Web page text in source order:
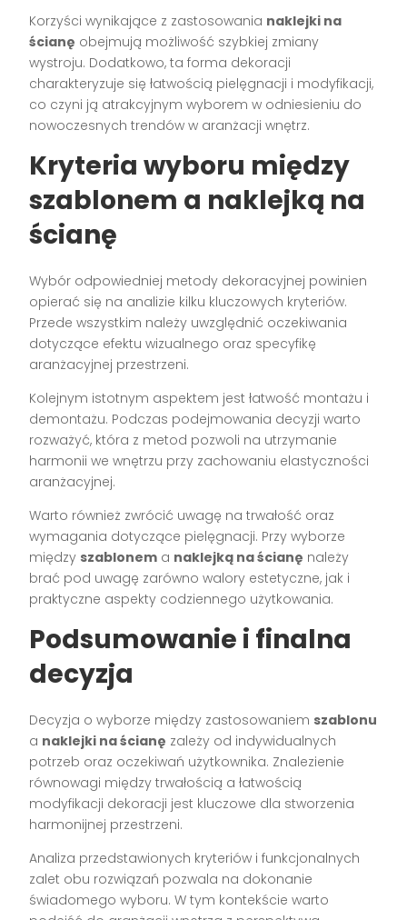
Korzyści wynikające z zastosowania naklejki na
ścianę obejmują możliwość szybkiej zmiany
wystroju. Dodatkowo, ta forma dekoracji
charakteryzuje się łatwością pielęgnacji i modyfikacji,
co czyni ją atrakcyjnym wyborem w odniesieniu do
nowoczesnych trendów w aranżacji wnętrz.
Kryteria wyboru między
szablonem a naklejką na
ścianę
Wybór odpowiedniej metody dekoracyjnej powinien
opierać się na analizie kilku kluczowych kryteriów.
Przede wszystkim należy uwzględnić oczekiwania
dotyczące efektu wizualnego oraz specyfikę
aranżacyjnej przestrzeni.
Kolejnym istotnym aspektem jest łatwość montażu i
demontażu. Podczas podejmowania decyzji warto
rozważyć, która z metod pozwoli na utrzymanie
harmonii we wnętrzu przy zachowaniu elastyczności
aranżacyjnej.
Warto również zwrócić uwagę na trwałość oraz
wymagania dotyczące pielęgnacji. Przy wyborze
między szablonem a naklejką na ścianę należy
brać pod uwagę zarówno walory estetyczne, jak i
praktyczne aspekty codziennego użytkowania.
Podsumowanie i finalna
decyzja
Decyzja o wyborze między zastosowaniem szablonu
a naklejki na ścianę zależy od indywidualnych
potrzeb oraz oczekiwań użytkownika. Znalezienie
równowagi między trwałością a łatwością
modyfikacji dekoracji jest kluczowe dla stworzenia
harmonijnej przestrzeni.
Analiza przedstawionych kryteriów i funkcjonalnych
zalet obu rozwiązań pozwala na dokonanie
świadomego wyboru. W tym kontekście warto